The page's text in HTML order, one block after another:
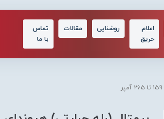
اعلام
حریق
روشنایی مقالات
تماس
با ما